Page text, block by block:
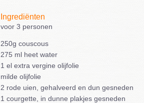
Ingrediënten
voor 3 personen
250g couscous
275 ml heet water
1 el extra vergine olijfolie
milde olijfolie
2 rode uien, gehalveerd en dun gesneden
1 courgette, in dunne plakjes gesneden